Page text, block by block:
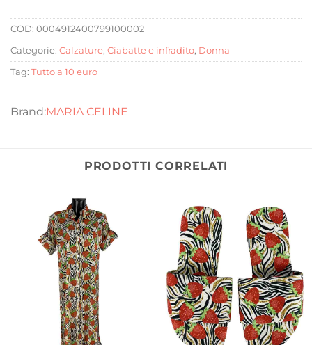
COD: 0004912400799100002
Categorie: Calzature, Ciabatte e infradito, Donna
Tag: Tutto a 10 euro
MARIA CELINE
PRODOTTI CORRELATI